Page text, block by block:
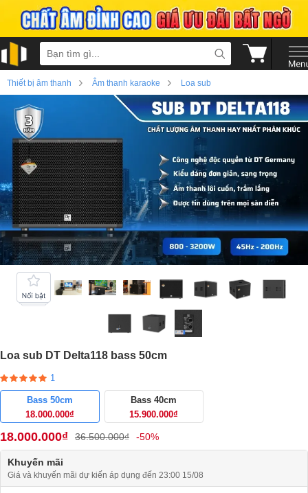
Thiết bị âm thanh › Âm thanh karaoke › Loa sub
Loa sub DT Delta118 bass 50cm
1
Bass 50cm
18.000.000₫
Bass 40cm
15.900.000₫
18.000.000₫ 36.500.000₫ -50%
Khuyến mãi
Giá và khuyến mãi dự kiến áp dụng đến 23:00 15/08